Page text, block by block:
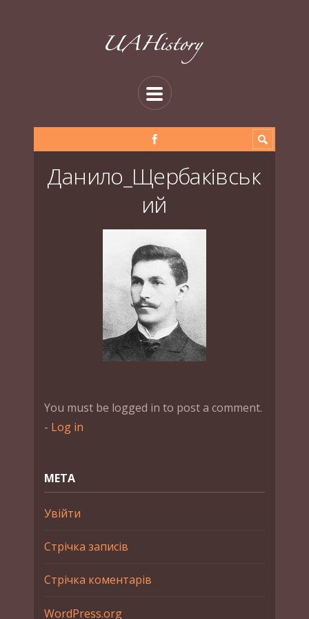
Данило_Щербаківськ
ий
You must be logged in to post a comment.
- Log in
МЕТА
Увійти
Стрічка записів
Стрічка коментарів
WordPress.org